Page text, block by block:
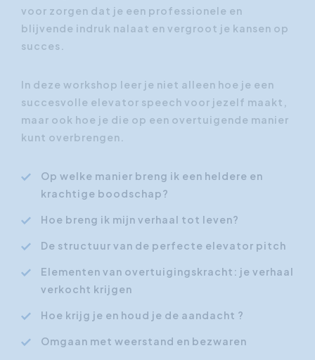
voor zorgen dat je een professionele en
blijvende indruk nalaat en vergroot je kansen op
succes.
In deze workshop leer je niet alleen hoe je een
succesvolle elevator speech voor jezelf maakt,
maar ook hoe je die op een overtuigende manier
kunt overbrengen.
Op welke manier breng ik een heldere en
krachtige boodschap?
Hoe breng ik mijn verhaal tot leven?
De structuur van de perfecte elevator pitch
Elementen van overtuigingskracht: je verhaal
verkocht krijgen
Hoe krijg je en houd je de aandacht ?
Omgaan met weerstand en bezwaren